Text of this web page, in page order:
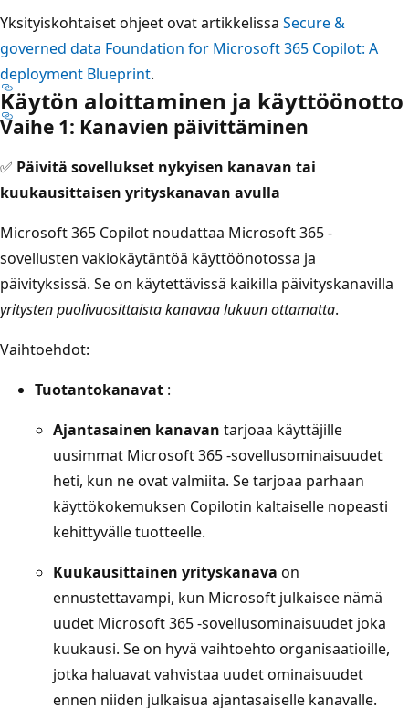
Yksityiskohtaiset ohjeet ovat artikkelissa Secure &
governed data Foundation for Microsoft 365 Copilot: A
deployment Blueprint.
Käytön aloittaminen ja käyttöönotto
Vaihe 1: Kanavien päivittäminen
✅ Päivitä sovellukset nykyisen kanavan tai
kuukausittaisen yrityskanavan avulla
Microsoft 365 Copilot noudattaa Microsoft 365 -
sovellusten vakiokäytäntöä käyttöönotossa ja
päivityksissä. Se on käytettävissä kaikilla päivityskanavilla
yritysten puolivuosittaista kanavaa lukuun ottamatta.
Vaihtoehdot:
Tuotantokanavat :
Ajantasainen kanavan tarjoaa käyttäjille
uusimmat Microsoft 365 -sovellusominaisuudet
heti, kun ne ovat valmiita. Se tarjoaa parhaan
käyttökokemuksen Copilotin kaltaiselle nopeasti
kehittyvälle tuotteelle.
Kuukausittainen yrityskanava on
ennustettavampi, kun Microsoft julkaisee nämä
uudet Microsoft 365 -sovellusominaisuudet joka
kuukausi. Se on hyvä vaihtoehto organisaatioille,
jotka haluavat vahvistaa uudet ominaisuudet
ennen niiden julkaisua ajantasaiselle kanavalle.